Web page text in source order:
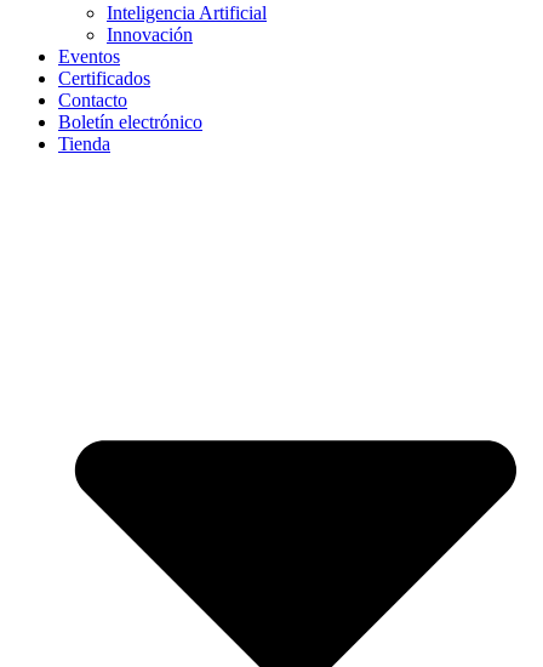
Inteligencia Artificial
Innovación
Eventos
Certificados
Contacto
Boletín electrónico
Tienda